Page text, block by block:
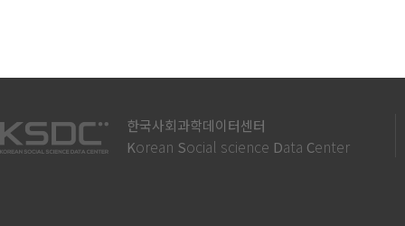
한국사회과학데이터센터
Korean Social science Data Center